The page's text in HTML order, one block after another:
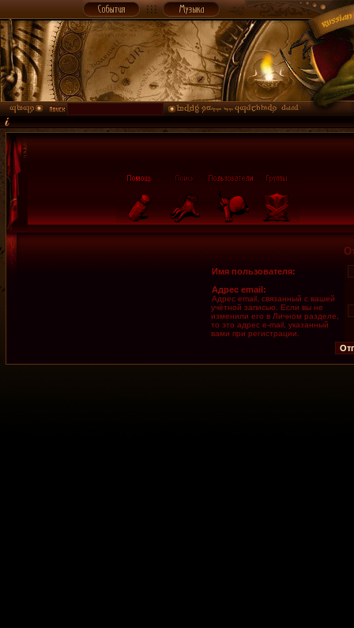
Имя пользователя:
Адрес email:
Адрес email, связанный с вашей
учётной записью. Если вы не
изменили его в Личном разделе,
то это адрес e-mail, указанный
вами при регистрации.